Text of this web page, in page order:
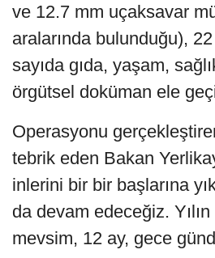
ve 12.7 mm uçaksavar
aralarında bulunduğu),
sayıda gıda, yaşam,
örgütsel doküman ele
Operasyonu
tebrik eden Bakan
inlerini bir bir başlarına
da devam edeceğiz.
mevsim, 12 ay, gece